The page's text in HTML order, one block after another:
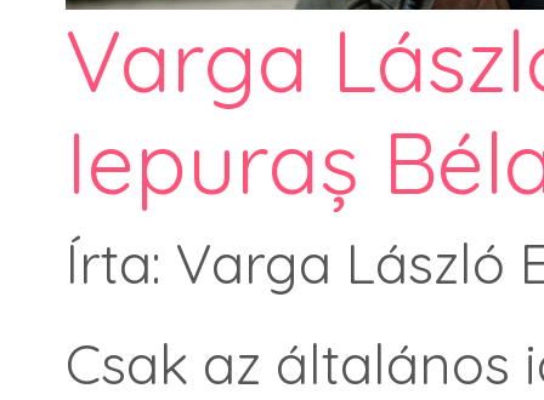
Varga
Iepuraș
Írta: Varga László
Csak az általános